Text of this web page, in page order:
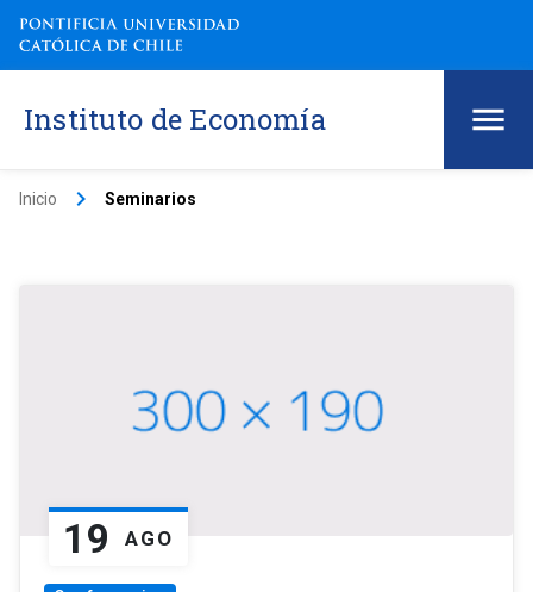
Instituto de Economía
Inicio keyboard_arrow_right Seminarios
19 AGO